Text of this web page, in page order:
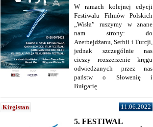
W ramach kolejnej edycji
Festiwalu Filmów Polskich
„Wisła” ruszymy w znane
nam strony: do
Azerbejdżanu, Serbii i Turcji,
jednak szczególnie nas
cieszy rozszerzenie kręgu
odwiedzanych przez nas
państw o Słowenię i
Bułgarię.
Kirgistan 11.06.2022
5. FESTIWAL